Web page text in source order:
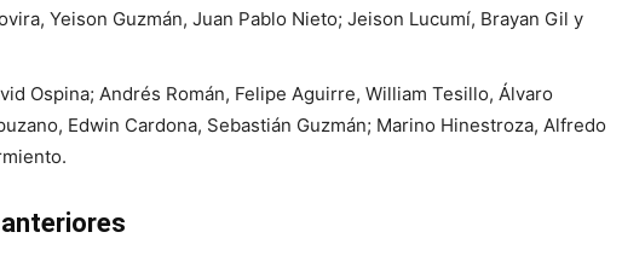
Yeison Guzmán, Juan Pablo Nieto; Jeison Lucumí, Brayan Gil y
Ospina; Andrés Román, Felipe Aguirre, William Tesillo, Álvaro
Edwin Cardona, Sebastián Guzmán; Marino Hinestroza, Alfredo